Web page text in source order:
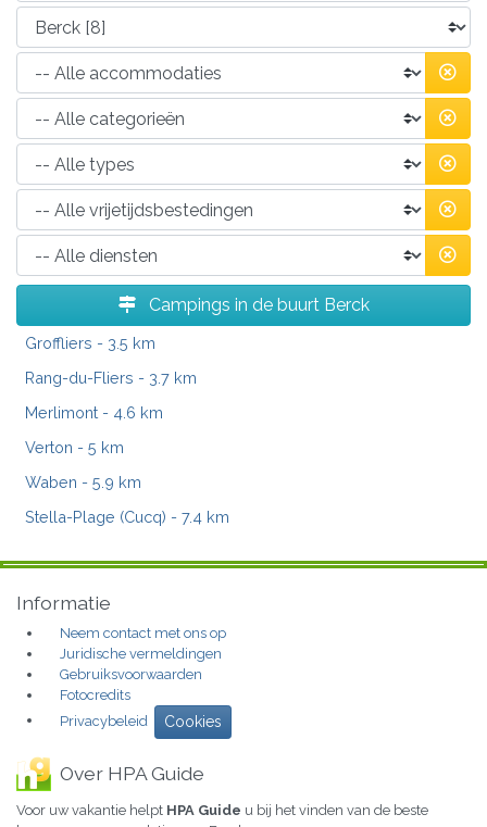
Campings in de buurt Berck
Groffliers - 3.5 km
Rang-du-Fliers - 3.7 km
Merlimont - 4.6 km
Verton - 5 km
Waben - 5.9 km
Stella-Plage (Cucq) - 7.4 km
Informatie
Neem contact met ons op
Juridische vermeldingen
Gebruiksvoorwaarden
Fotocredits
Privacybeleid
Cookies
Over HPA Guide
Voor uw vakantie helpt HPA Guide u bij het vinden van de beste